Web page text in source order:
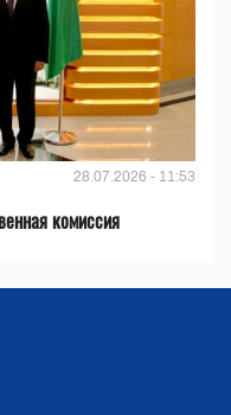
28.07.2026 - 11:53
комиссия